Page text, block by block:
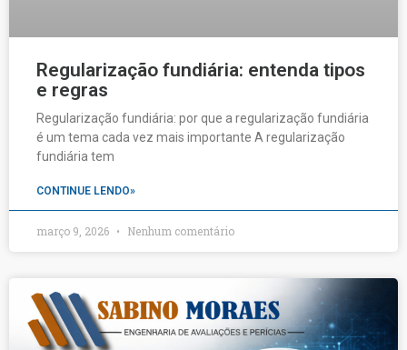
Regularização fundiária: entenda tipos
e regras
Regularização fundiária: por que a regularização fundiária
é um tema cada vez mais importante A regularização
fundiária tem
CONTINUE LENDO»
março 9, 2026 Nenhum comentário